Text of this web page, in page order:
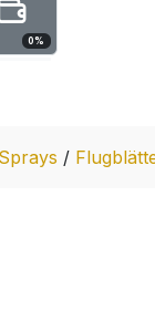
0%
Sprays /